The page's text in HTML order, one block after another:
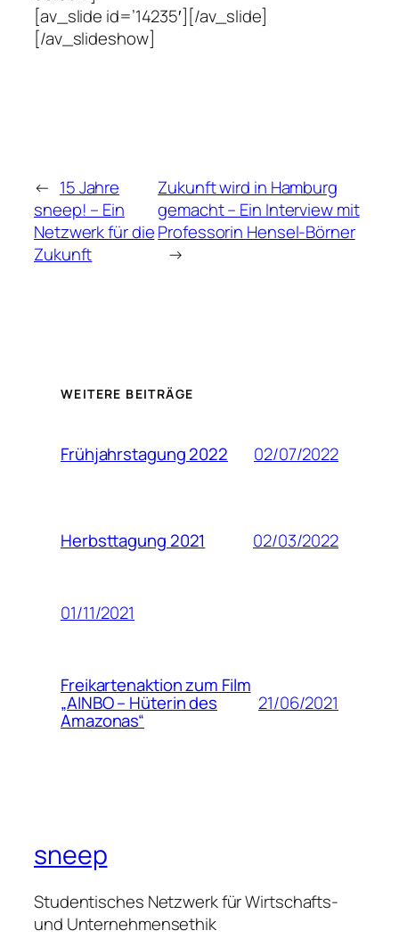
[av_slide id=’14235′][/av_slide]
[/av_slideshow]
← 15 Jahre
sneep! – Ein
Netzwerk für die
Zukunft
Zukunft wird in Hamburg
gemacht – Ein Interview mit
Professorin Hensel-Börner
→
WEITERE BEITRÄGE
Frühjahrstagung 2022 02/07/2022
Herbsttagung 2021 02/03/2022
01/11/2021
Freikartenaktion zum Film
„AINBO – Hüterin des
Amazonas“
21/06/2021
sneep
Studentisches Netzwerk für Wirtschafts-
und Unternehmensethik